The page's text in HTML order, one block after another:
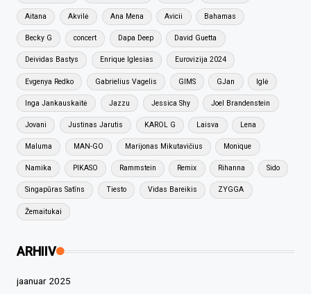
Aitana Akvilė Ana Mena Avicii Bahamas
Becky G concert Dapa Deep David Guetta
Deividas Bastys Enrique Iglesias Eurovizija 2024
Evgenya Redko Gabrielius Vagelis GIMS GJan Iglė
Inga Jankauskaitė Jazzu Jessica Shy Joel Brandenstein
Jovani Justinas Jarutis KAROL G Laisva Lena
Maluma MAN-GO Marijonas Mikutavičius Monique
Namika PIKASO Rammstein Remix Rihanna Sido
Singapūras Satīns Tiesto Vidas Bareikis ZYGGA
Žemaitukai
ARHIIV
jaanuar 2025